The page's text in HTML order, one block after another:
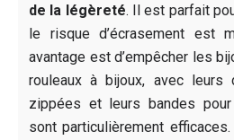
de la légèreté. Il est parfait
le risque d’écrasement est
avantage est d’empêcher les
rouleaux à bijoux, avec leurs
zippées et leurs bandes
sont particulièrement